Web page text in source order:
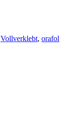
Vollverklebt, orafol